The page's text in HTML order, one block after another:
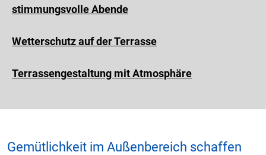
stimmungsvolle Abende
Wetterschutz auf der Terrasse
Terrassengestaltung mit Atmosphäre
Gemütlichkeit im Außenbereich schaffen